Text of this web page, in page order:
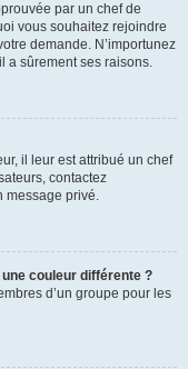
par un chef de
vous souhaitez rejoindre
demande. N’importunez
a sûrement ses raisons.
il leur est attribué un chef
contactez
message privé.
couleur différente ?
d’un groupe pour les